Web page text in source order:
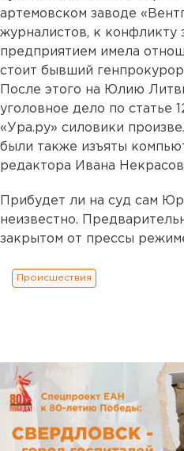
артемовском заводе
журналистов, к конфликту
предприятием имела
стоит бывший
После этого на Юлию
уголовное дело по статье
«Ура.ру» силовики
были также изъяты
редактора Ивана
Прибудет ли на суд сам
неизвестно.
закрытом от прессы
Происшествия